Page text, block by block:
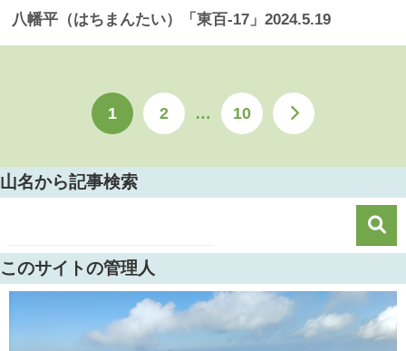
八幡平（はちまんたい）「東百-17」2024.5.19
1 2 … 10
山名から記事検索
このサイトの管理人